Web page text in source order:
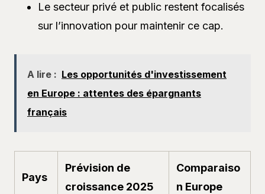
Le secteur privé et public restent focalisés
sur l’innovation pour maintenir ce cap.
A lire : Les opportunités d'investissement
en Europe : attentes des épargnants
français
Pays
Prévision de
croissance 2025
Comparaiso
n Europe